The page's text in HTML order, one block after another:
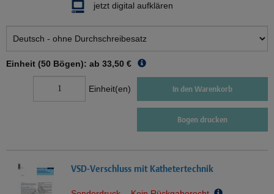
jetzt digital aufklären
Einheit (50 Bögen): ab 33,50 €
Einheit(en) In den Warenkorb
Bogen drucken
VSD-Verschluss mit Kathetertechnik